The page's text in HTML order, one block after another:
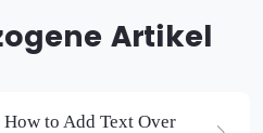
Artikel
to Add Text Over